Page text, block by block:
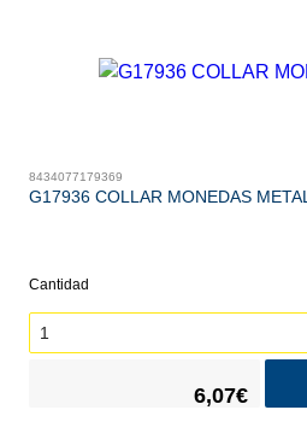
8434077179369
G17936 COLLAR MONEDAS METAL
Cantidad
6,07€